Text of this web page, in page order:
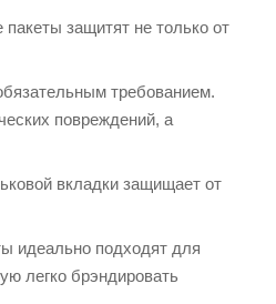
защитят не только от
требованием.
повреждений, а
вкладки защищает от
идеально подходят для
легко брэндировать